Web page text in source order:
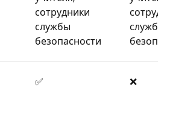
сотрудники
службы
безопасности
службы
✅ ❌